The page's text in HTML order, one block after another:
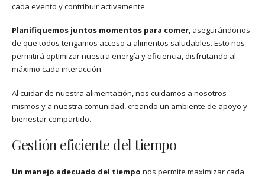
cada evento y contribuir activamente.
Planifiquemos juntos momentos para comer, asegurándonos
de que todos tengamos acceso a alimentos saludables. Esto nos
permitirá optimizar nuestra energía y eficiencia, disfrutando al
máximo cada interacción.
Al cuidar de nuestra alimentación, nos cuidamos a nosotros
mismos y a nuestra comunidad, creando un ambiente de apoyo y
bienestar compartido.
Gestión eficiente del tiempo
Un manejo adecuado del tiempo nos permite maximizar cada